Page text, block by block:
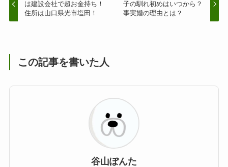
は建設会社で超お金持ち！
住所は山口県光市塩田！
子の馴れ初めはいつから？
事実婚の理由とは？
この記事を書いた人
谷山ぽんた